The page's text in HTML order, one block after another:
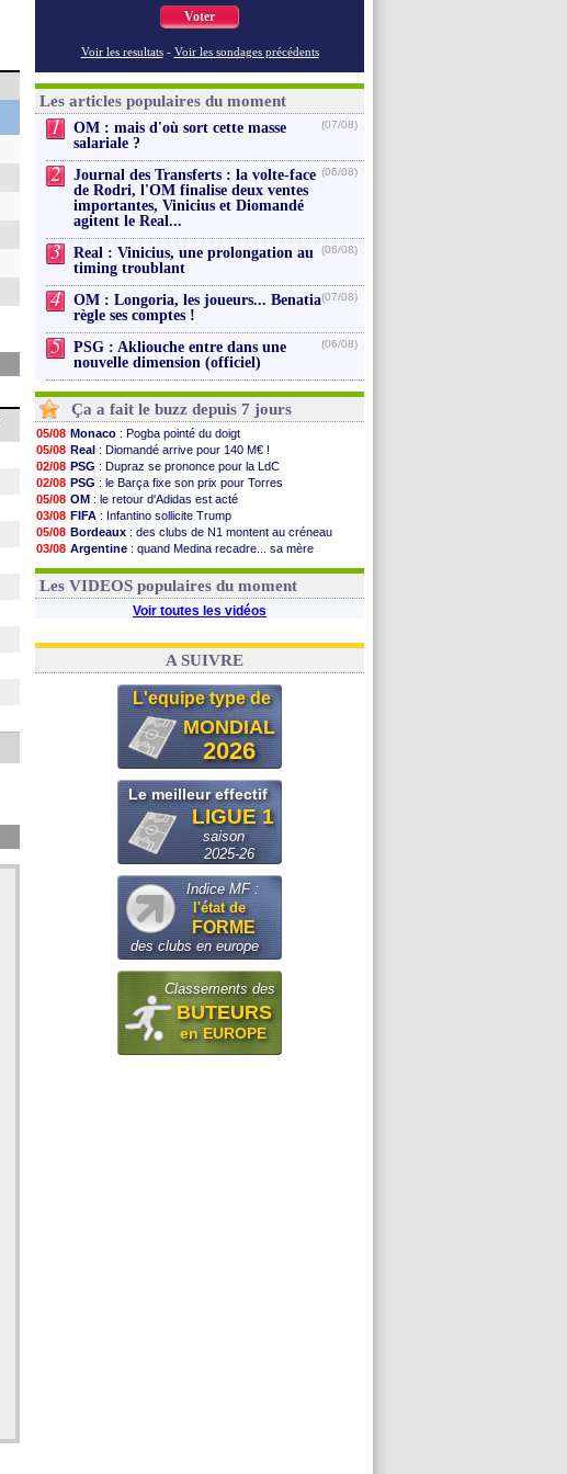
Voter
Voir les resultats - Voir les sondages précédents
Les articles populaires du moment
1
OM : mais d'où sort cette masse
salariale ?
(07/08)
2
Journal des Transferts : la volte-face
de Rodri, l'OM finalise deux ventes
importantes, Vinicius et Diomandé
agitent le Real...
(06/08)
3
Real : Vinicius, une prolongation au
timing troublant
(06/08)
4
OM : Longoria, les joueurs... Benatia
règle ses comptes !
(07/08)
5
PSG : Akliouche entre dans une
nouvelle dimension (officiel)
(06/08)
Ça a fait le buzz depuis 7 jours
05/08 Monaco : Pogba pointé du doigt
05/08 Real : Diomandé arrive pour 140 M€ !
02/08 PSG : Dupraz se prononce pour la LdC
02/08 PSG : le Barça fixe son prix pour Torres
05/08 OM : le retour d'Adidas est acté
03/08 FIFA : Infantino sollicite Trump
05/08 Bordeaux : des clubs de N1 montent au créneau
03/08 Argentine : quand Medina recadre... sa mère
03/08 OM: Paixão attire un 2e club anglais
Les VIDEOS populaires du moment
Voir toutes les vidéos
A SUIVRE
L'equipe type de
MONDIAL
2026
Le meilleur effectif
LIGUE 1
saison
2025-26
Indice MF :
l'état de
FORME
des clubs en europe
Classements des
BUTEURS
en EUROPE